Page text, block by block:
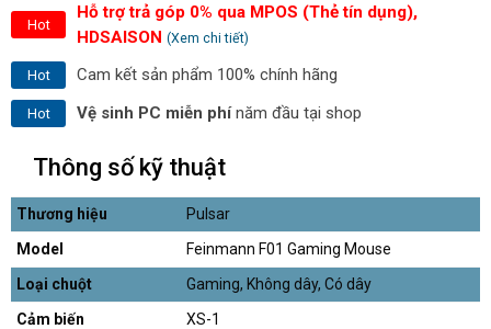
Hot
Hỗ trợ trả góp 0% qua MPOS (Thẻ tín dụng),
HDSAISON (Xem chi tiết)
Hot Cam kết sản phẩm 100% chính hãng
Hot Vệ sinh PC miễn phínăm đầu tại shop
Thông số kỹ thuật
Thương hiệu
Pulsar
Model
Feinmann F01 Gaming Mouse
Loại chuột
Gaming, Không dây, Có dây
Cảm biến
XS-1